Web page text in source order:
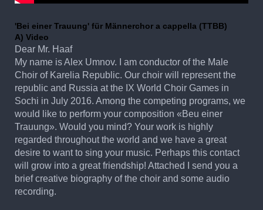
'Bei einer Trauung' für Männerchor a cappella (TTBB)
A) Video
Dear Mr. Haaf
My name is Alex Umnov. I am conductor of the Male
Choir of Karelia Republic. Our choir will represent the
republic and Russia at the IX World Choir Games in
Sochi in July 2016. Among the competing programs, we
would like to perform your composition «Beu einer
Trauung». Would you mind? Your work is highly
regarded throughout the world and we have a great
desire to want to sing your music. Perhaps this contact
will grow into a great friendship! Attached I send you a
brief creative biography of the choir and some audio
recording.